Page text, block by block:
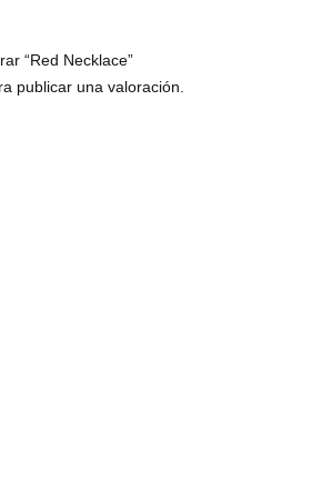
“Red Necklace”
publicar una valoración.